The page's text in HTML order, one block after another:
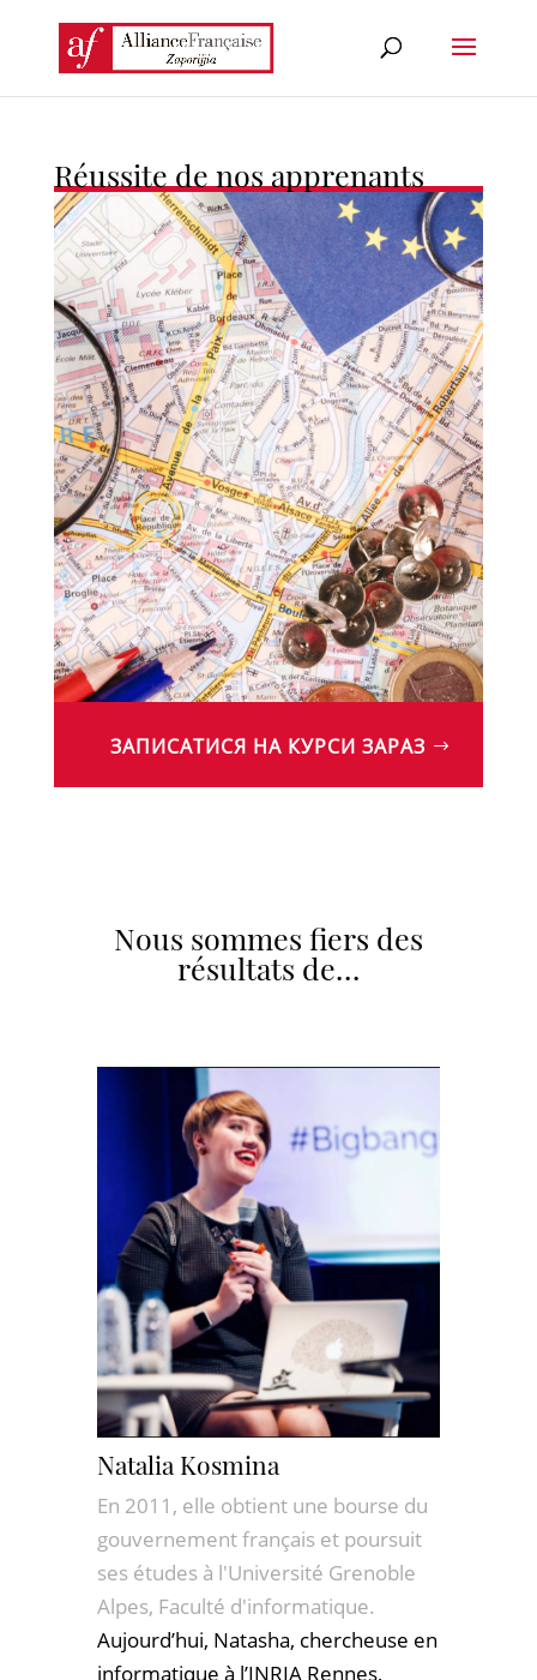
Réussite de nos apprenants
ЗАПИСАТИСЯ НА КУРСИ ЗАРАЗ
Nous sommes fiers des
résultats de…
Natalia Kosmina
En 2011, elle obtient une bourse du
gouvernement français et poursuit
ses études à l'Université Grenoble
Alpes, Faculté d'informatique.
Aujourd’hui, Natasha, chercheuse en
informatique à l’INRIA Rennes,